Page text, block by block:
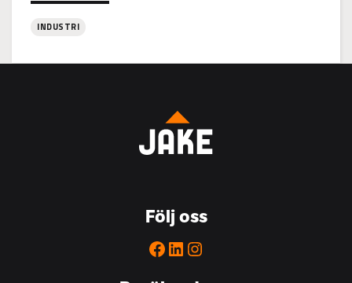
INDUSTRI
Följ oss
Facebook
LinkedIn
Instagram